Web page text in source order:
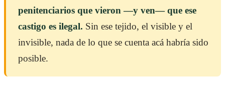
penitenciarios que vieron —y ven— que ese
castigo es ilegal. Sin ese tejido, el visible y el
invisible, nada de lo que se cuenta acá habría sido
posible.